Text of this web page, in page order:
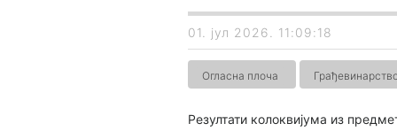
01. јул 2026. 11:09:18
Огласна плоча
Резултати колоквијума из